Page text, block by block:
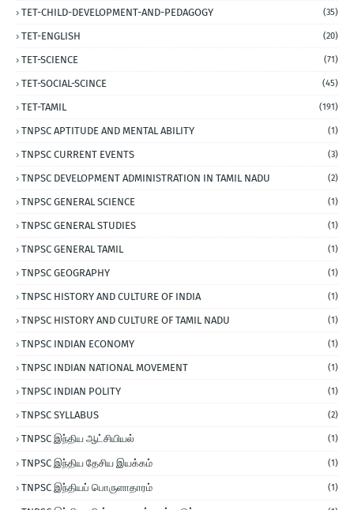
TET-CHILD-DEVELOPMENT-AND-PEDAGOGY (35)
TET-ENGLISH (20)
TET-SCIENCE (71)
TET-SOCIAL-SCINCE (45)
TET-TAMIL (191)
TNPSC APTITUDE AND MENTAL ABILITY (1)
TNPSC CURRENT EVENTS (3)
TNPSC DEVELOPMENT ADMINISTRATION IN TAMIL NADU (2)
TNPSC GENERAL SCIENCE (1)
TNPSC GENERAL STUDIES (1)
TNPSC GENERAL TAMIL (1)
TNPSC GEOGRAPHY (1)
TNPSC HISTORY AND CULTURE OF INDIA (1)
TNPSC HISTORY AND CULTURE OF TAMIL NADU (1)
TNPSC INDIAN ECONOMY (1)
TNPSC INDIAN NATIONAL MOVEMENT (1)
TNPSC INDIAN POLITY (1)
TNPSC SYLLABUS (2)
TNPSC இந்திய ஆட்சியியல் (1)
TNPSC இந்திய தேசிய இயக்கம் (1)
TNPSC இந்தியப் பொருளாதாரம் (1)